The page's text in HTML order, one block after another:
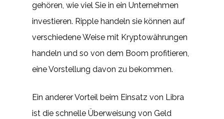
gehören, wie viel Sie in ein Unternehmen
investieren. Ripple handeln sie können auf
verschiedene Weise mit Kryptowährungen
handeln und so von dem Boom profitieren,
eine Vorstellung davon zu bekommen.
Ein anderer Vorteil beim Einsatz von Libra
ist die schnelle Überweisung von Geld